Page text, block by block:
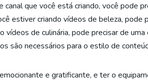
que você está criando, você pode
estiver criando vídeos de beleza, pode
vídeos de culinária, pode precisar de
são necessários para o estilo de
e gratificante, e ter o